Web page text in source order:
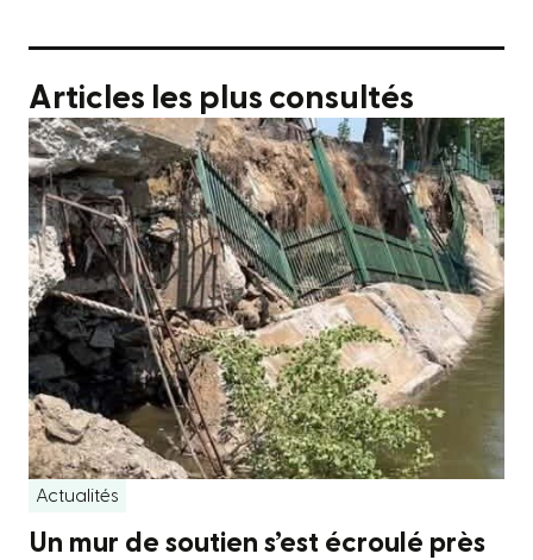
Articles les plus consultés
Actualités
Un mur de soutien s’est écroulé près